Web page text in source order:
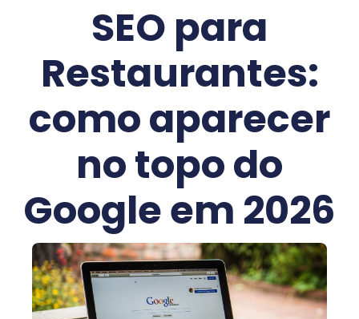
SEO para
Restaurantes:
como aparecer
no topo do
Google em 2026